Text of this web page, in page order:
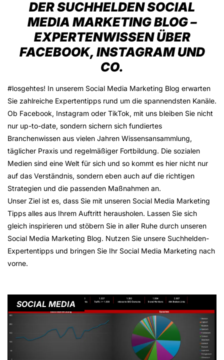
DER SUCHHELDEN SOCIAL
MEDIA MARKETING BLOG –
EXPERTENWISSEN ÜBER
FACEBOOK, INSTAGRAM UND
CO.
#losgehtes! In unserem Social Media Marketing Blog erwarten
Sie zahlreiche Expertentipps rund um die spannendsten Kanäle.
Ob Facebook, Instagram oder TikTok, mit uns bleiben Sie nicht
nur up-to-date, sondern sichern sich fundiertes
Branchenwissen aus vielen Jahren Wissensansammlung,
täglicher Praxis und regelmäßiger Fortbildung. Die sozialen
Medien sind eine Welt für sich und so kommt es hier nicht nur
auf das Verständnis, sondern eben auch auf die richtigen
Strategien und die passenden Maßnahmen an.
Unser Ziel ist es, dass Sie mit unseren Social Media Marketing
Tipps alles aus Ihrem Auftritt herausholen. Lassen Sie sich
gleich inspirieren und stöbern Sie in aller Ruhe durch unseren
Social Media Marketing Blog. Nutzen Sie unsere Suchhelden-
Expertentipps und bringen Sie Ihr Social Media Marketing nach
vorne.
SOCIAL MEDIA